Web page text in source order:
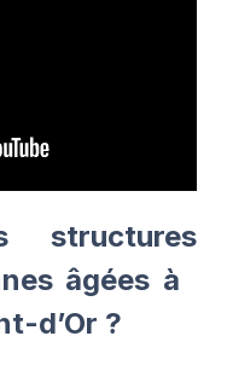
structures
âgées à
d’Or ?